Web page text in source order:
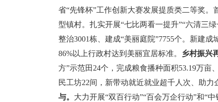
省“先锋杯”工作创新大赛发展提质类二等奖
型镇村。扎实开展“七比两看一提升”“六清三
整治3001栋、建成“美丽庭院”7755个。新建
86%以上行政村达到美丽宜居标准。
乡村振兴
方”示范田24个，完成粮食播种面积53.19万亩
民工坊22间，新带动就近就业超千人次、助
与。 大力开展“双百行动”“百会万企行动”和“